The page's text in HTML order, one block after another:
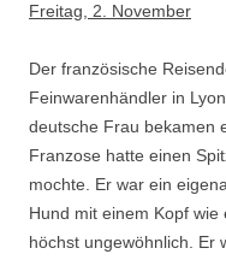
Freitag, 2. November
Der französische
Feinwarenhändler in
deutsche Frau bekamen
Franzose hatte einen
mochte. Er war ein
Hund mit einem Kopf
höchst ungewöhnlich. Er